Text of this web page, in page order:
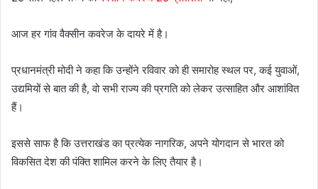
आज हर गांव वैक्सीन कवरेज के दायरे में है।
प्रधानमंत्री मोदी ने कहा कि उन्होंने रविवार को ही समारोह स्थल पर, कई युवाओं,
उद्यमियों से बात की है, वो सभी राज्य की प्रगति को लेकर उत्साहित और आशांवित
हैं।
इससे साफ है कि उत्तराखंड का प्रत्येक नागरिक, अपने योगदान से भारत को
विकसित देश की पंक्ति शामिल करने के लिए तैयार है।